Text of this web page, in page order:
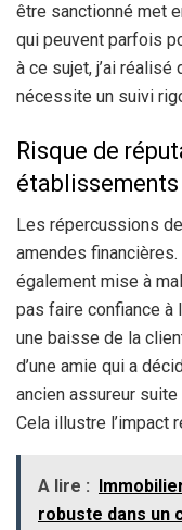
être sanctionné met
qui peuvent parfois
à ce sujet, j’ai
nécessite un suivi
Risque de
Les répercussions
amendes
également mise à
pas faire confiance à
une baisse de la
d’une amie qui a
ancien assureur
Cela illustre l’impact
A lire :
robuste dans un